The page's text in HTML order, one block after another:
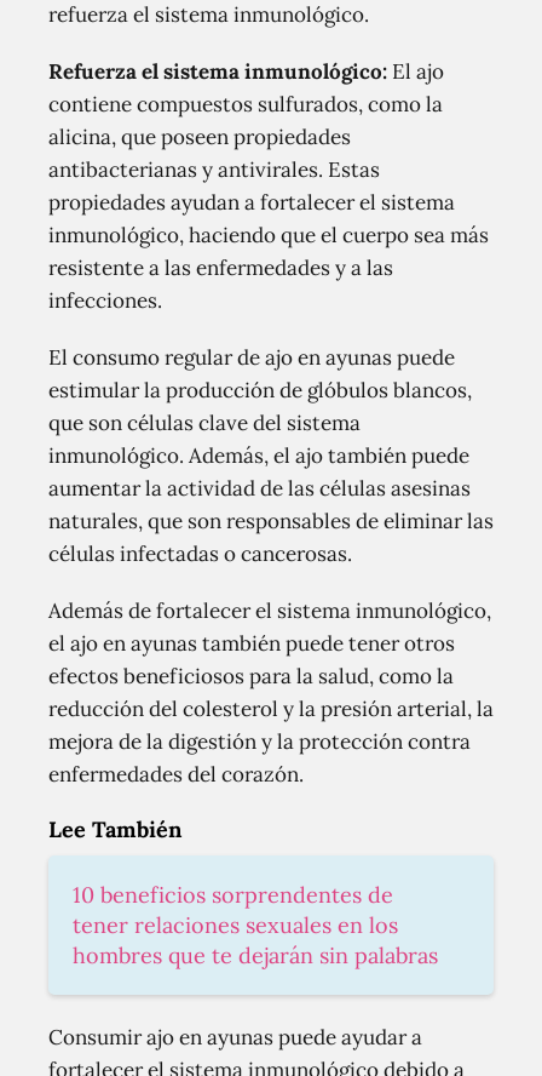
refuerza el sistema inmunológico.
Refuerza el sistema inmunológico: El ajo
contiene compuestos sulfurados, como la
alicina, que poseen propiedades
antibacterianas y antivirales. Estas
propiedades ayudan a fortalecer el sistema
inmunológico, haciendo que el cuerpo sea más
resistente a las enfermedades y a las
infecciones.
El consumo regular de ajo en ayunas puede
estimular la producción de glóbulos blancos,
que son células clave del sistema
inmunológico. Además, el ajo también puede
aumentar la actividad de las células asesinas
naturales, que son responsables de eliminar las
células infectadas o cancerosas.
Además de fortalecer el sistema inmunológico,
el ajo en ayunas también puede tener otros
efectos beneficiosos para la salud, como la
reducción del colesterol y la presión arterial, la
mejora de la digestión y la protección contra
enfermedades del corazón.
Lee También
10 beneficios sorprendentes de
tener relaciones sexuales en los
hombres que te dejarán sin palabras
Consumir ajo en ayunas puede ayudar a
fortalecer el sistema inmunológico debido a